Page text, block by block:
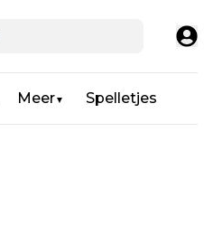
Meer▼ Spelletjes